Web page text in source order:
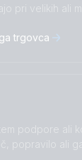
Dansk
pri velikih ali
trgovca
podpore ali
popravilo ali